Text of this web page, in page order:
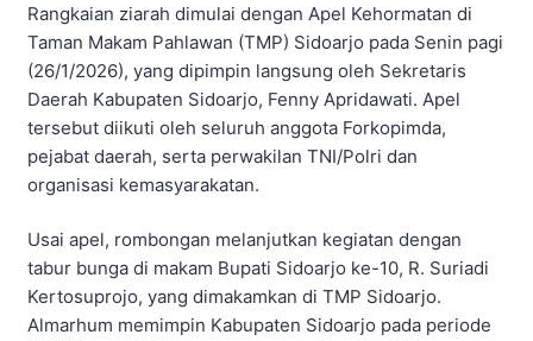
Rangkaian ziarah dimulai dengan Apel Kehormatan di
Taman Makam Pahlawan (TMP) Sidoarjo pada Senin pagi
(26/1/2026), yang dipimpin langsung oleh Sekretaris
Daerah Kabupaten Sidoarjo, Fenny Apridawati. Apel
tersebut diikuti oleh seluruh anggota Forkopimda,
pejabat daerah, serta perwakilan TNI/Polri dan
organisasi kemasyarakatan.
Usai apel, rombongan melanjutkan kegiatan dengan
tabur bunga di makam Bupati Sidoarjo ke-10, R. Suriadi
Kertosuprojo, yang dimakamkan di TMP Sidoarjo.
Almarhum memimpin Kabupaten Sidoarjo pada periode